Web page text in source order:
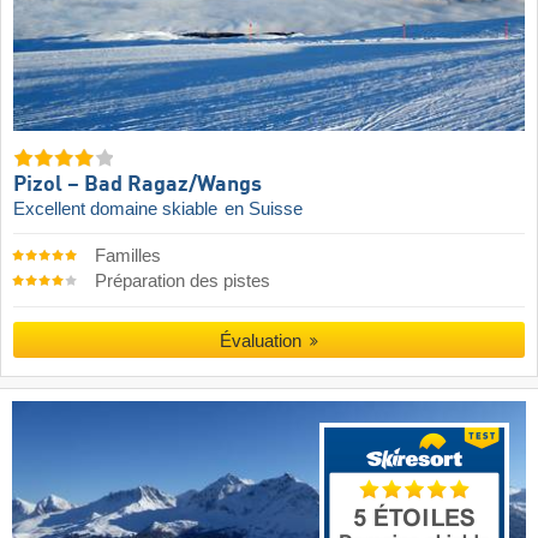
Pizol – Bad Ragaz/​Wangs
Excellent domaine skiable en Suisse
Familles
Préparation des pistes
Évaluation